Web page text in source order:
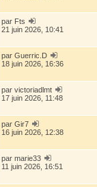
par Fts
21 juin 2026, 10:41
par Guerric.D
18 juin 2026, 16:36
par victoriadlmt
17 juin 2026, 11:48
par Gir7
16 juin 2026, 12:38
par marie33
11 juin 2026, 16:51